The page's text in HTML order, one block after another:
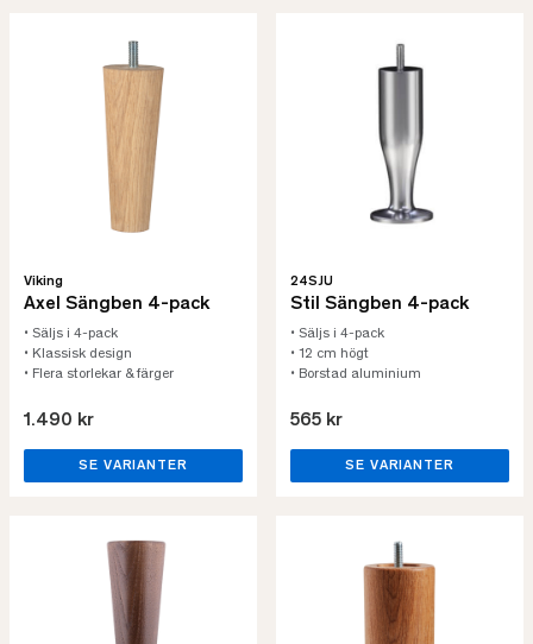
Viking
Axel Sängben 4-pack
• Säljs i 4-pack
• Klassisk design
• Flera storlekar & färger
1.490 kr
SE VARIANTER
24SJU
Stil Sängben 4-pack
• Säljs i 4-pack
• 12 cm högt
• Borstad aluminium
565 kr
SE VARIANTER